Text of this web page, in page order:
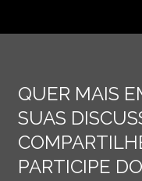
QUER MAIS
SUAS
PARTICIPE